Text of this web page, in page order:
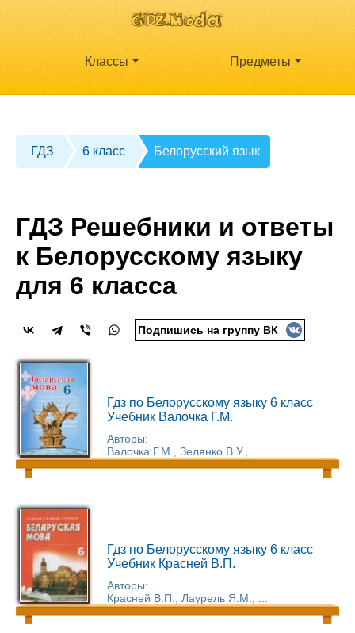
Классы Предметы
ГДЗ 6 класс Белорусский язык
ГДЗ Решебники и ответы
к Белорусскому языку
для 6 класса
Подпишись на группу ВК
Гдз по Белорусскому языку 6 класс
Учебник Валочка Г.М.
Авторы:
Валочка Г.М., Зелянко В.У., ...
Гдз по Белорусскому языку 6 класс
Учебник Красней В.П.
Авторы:
Красней В.П., Лаурель Я.М., ...